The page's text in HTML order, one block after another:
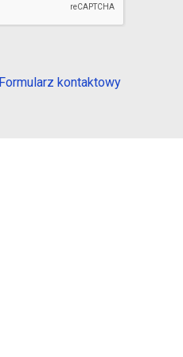
Formularz kontaktowy